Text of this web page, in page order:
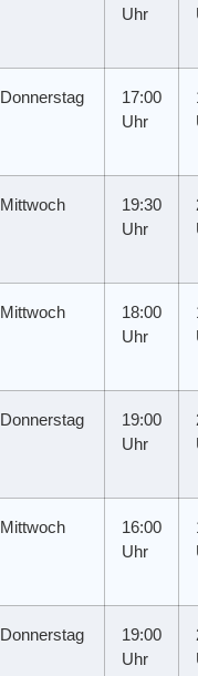
Uhr
Donnerstag
17:00
Uhr
Mittwoch
19:30
Uhr
Mittwoch
18:00
Uhr
Donnerstag
19:00
Uhr
Mittwoch
16:00
Uhr
Donnerstag
19:00
Uhr